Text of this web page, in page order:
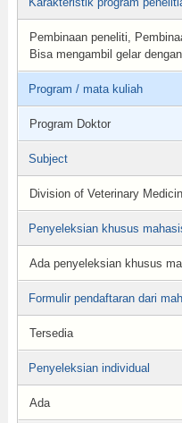
Pembinaan peneliti,
Bisa mengambil gelar
Program / mata kuliah
Program Doktor
Subject
Division of Veterinary
Penyeleksian khusus
Ada penyeleksian khusus
Formulir pendaftaran dari
Tersedia
Penyeleksian individual
Ada